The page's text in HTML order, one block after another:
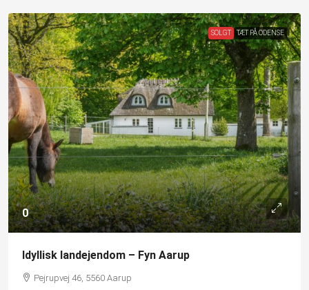
SOLGT TÆT PÅ ODENSE
0
Idyllisk landejendom – Fyn Aarup
Pejrupvej 46, 5560 Aarup